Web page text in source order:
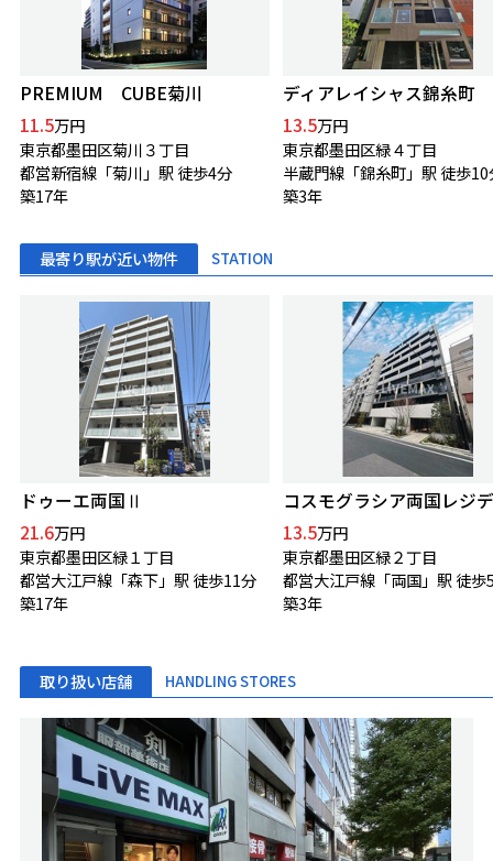
PREMIUM CUBE菊川
11.5万円
東京都墨田区菊川３丁目
都営新宿線「菊川」駅 徒歩4分
築17年
ディアレイシャス錦糸町
13.5万円
東京都墨田区緑４丁目
半蔵門線「錦糸町」駅 徒歩10
築3年
最寄り駅が近い物件 STATION
ドゥーエ両国Ⅱ
21.6万円
東京都墨田区緑１丁目
都営大江戸線「森下」駅 徒歩11分
築17年
コスモグラシア両国レジ
13.5万円
東京都墨田区緑２丁目
都営大江戸線「両国」駅 徒歩
築3年
取り扱い店舗 HANDLING STORES